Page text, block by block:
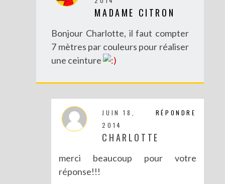
MADAME CITRON
Bonjour Charlotte, il faut compter
7 mètres par couleurs pour réaliser
une ceinture
RÉPONDRE
JUIN 18,
2014
CHARLOTTE
merci beaucoup pour votre
réponse!!!